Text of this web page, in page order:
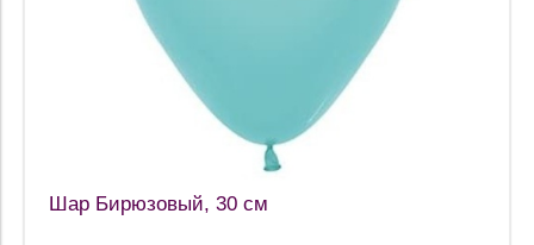
Шар Бирюзовый, 30 см